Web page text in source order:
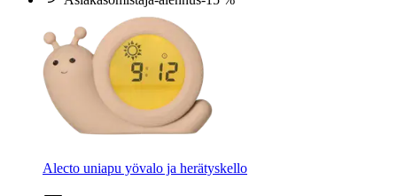
Alecto uniapu yövalo ja herätyskello